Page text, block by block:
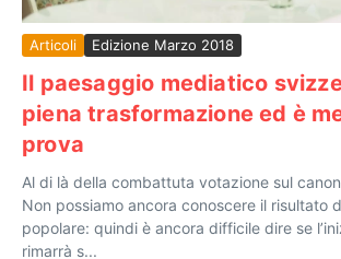
Articoli Edizione Marzo 2018
Il paesaggio mediatico
piena trasformazione ed è
prova
Al di là della combattuta votazione sul
Non possiamo ancora conoscere il risultato
popolare: quindi è ancora difficile dire se
rimarrà s...